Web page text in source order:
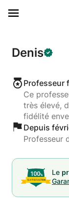
Denis
Professeur
Ce
très élevé,
fidélité
Depuis
Professeur
Le